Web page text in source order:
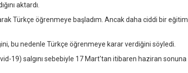
aktardı.
Türkçe öğrenmeye başladım. Ancak daha ciddi bir eğitim
bu nedenle Türkçe öğrenmeye karar verdiğini söyledi.
19) salgını sebebiyle 17 Mart'tan itibaren haziran sonuna